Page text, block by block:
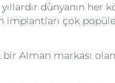
dünyanın
implantları çok
Alman markası